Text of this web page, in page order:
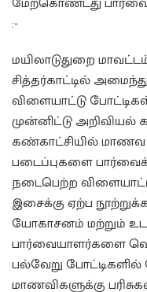
:-
மயிலாடுதுறை
சித்தர்காட்டில்
விளையாட்டு
முன்னிட்டு அறிவியல்
கண்காட்சியில்
படைப்புகளை
நடைபெற்ற
இசைக்கு ஏற்ப
யோகாசனம் மற்றும்
பார்வையாளர்களை
பல்வேறு
மாணவிகளுக்கு